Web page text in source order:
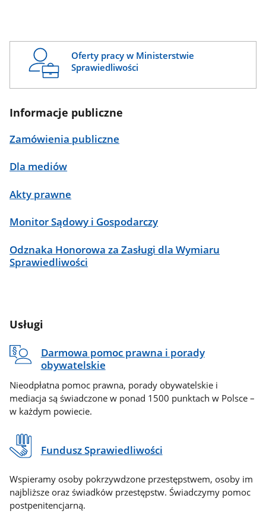
Oferty pracy w Ministerstwie
Sprawiedliwości
Informacje publiczne
Zamówienia publiczne
Dla mediów
Akty prawne
Monitor Sądowy i Gospodarczy
Odznaka Honorowa za Zasługi dla Wymiaru
Sprawiedliwości
Usługi
Darmowa pomoc prawna i porady
obywatelskie
Nieodpłatna pomoc prawna, porady obywatelskie i
mediacja są świadczone w ponad 1500 punktach w Polsce –
w każdym powiecie.
Fundusz Sprawiedliwości
Wspieramy osoby pokrzywdzone przestępstwem, osoby im
najbliższe oraz świadków przestępstw. Świadczymy pomoc
postpenitencjarną.